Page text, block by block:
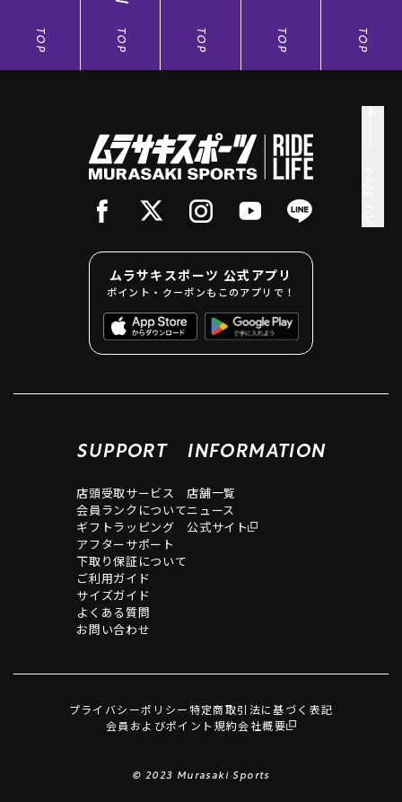
TOP TOP TOP TOP TOP
ムラサキスポーツ 公式アプリ
ポイント・クーポンもこのアプリで！
SUPPORT
店頭受取サービス
会員ランクについて
ギフトラッピング
アフターサポート
下取り保証について
ご利用ガイド
サイズガイド
よくある質問
お問い合わせ
INFORMATION
店舗一覧
ニュース
公式サイト
プライバシーポリシー特定商取引法に基づく表記
会員およびポイント規約会社概要
© 2023 Murasaki Sports